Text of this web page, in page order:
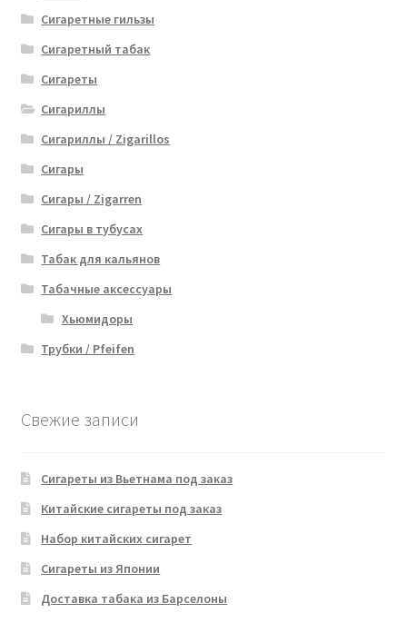
Сигаретные гильзы
Сигаретный табак
Сигареты
Сигариллы
Сигариллы / Zigarillos
Сигары
Сигары / Zigarren
Сигары в тубусах
Табак для кальянов
Табачные аксессуары
Хьюмидоры
Трубки / Pfeifen
Свежие записи
Сигареты из Вьетнама под заказ
Китайские сигареты под заказ
Набор китайских сигарет
Сигареты из Японии
Доставка табака из Барселоны